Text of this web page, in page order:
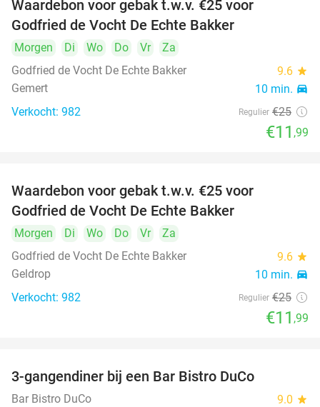
Waardebon voor gebak t.w.v. €25 voor
Godfried de Vocht De Echte Bakker
Morgen Di Wo Do Vr
Za
Godfried de Vocht De Echte Bakker
9.6 star
Gemert 10 min. directions_car
Verkocht: 982 Regulier €25
€11 ,99
Waardebon voor gebak t.w.v. €25 voor
Godfried de Vocht De Echte Bakker
Morgen Di Wo Do Vr
Za
Godfried de Vocht De Echte Bakker
9.6 star
Geldrop 10 min. directions_car
Verkocht: 982 Regulier €25
€11 ,99
3-gangendiner bij een Bar Bistro DuCo
Bar Bistro DuCo 9.0 star